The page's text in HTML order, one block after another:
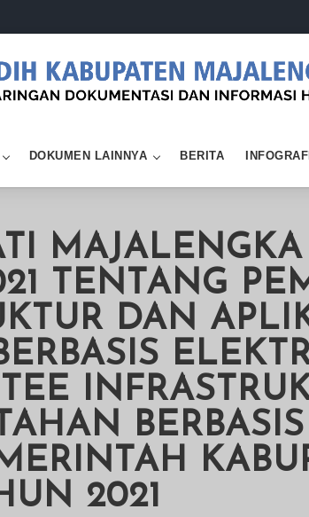
DOKUMEN LAINNYA BERITA
TENTANG
DAN
2021